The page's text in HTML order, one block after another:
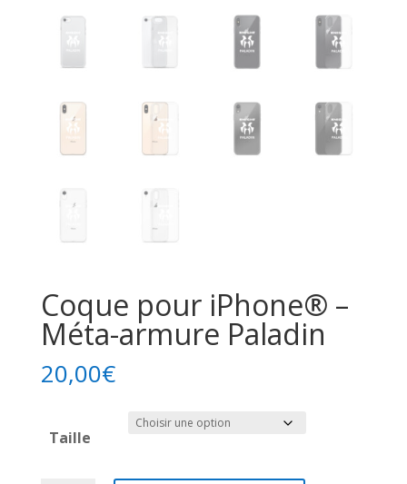
Coque pour iPhone® –
Méta-armure Paladin
20,00€
Taille